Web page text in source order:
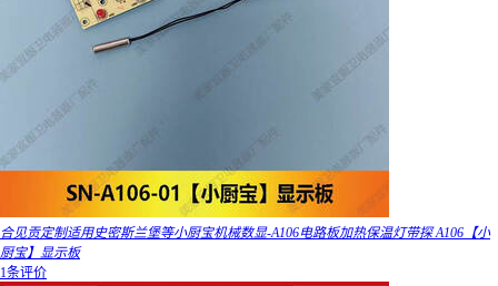
合见贡定制适用史密斯兰堡等小厨宝机械数显-A106电路板加热保温灯带探 A106【小
厨宝】显示板
1条评价